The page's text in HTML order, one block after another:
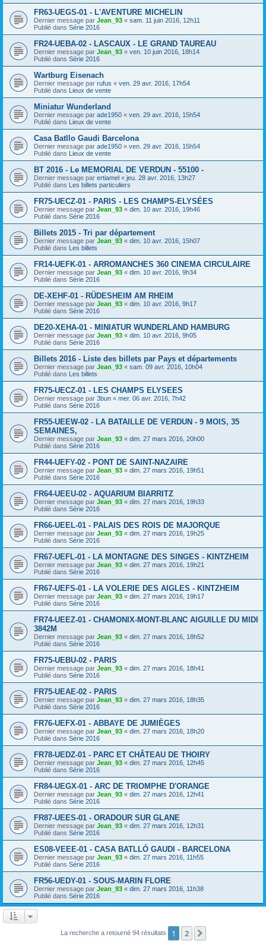
FR63-UEGS-01 - L'AVENTURE MICHELIN
Dernier message par Jean_93 « sam. 11 juin 2016, 12h11
Publié dans Série 2016
FR24-UEBA-02 - LASCAUX - LE GRAND TAUREAU
Dernier message par Jean_93 « ven. 10 juin 2016, 18h14
Publié dans Série 2016
Wartburg Eisenach
Dernier message par rufus « ven. 29 avr. 2016, 17h54
Publié dans Lieux de vente
Miniatur Wunderland
Dernier message par ade1950 « ven. 29 avr. 2016, 15h54
Publié dans Lieux de vente
Casa Batllo Gaudi Barcelona
Dernier message par ade1950 « ven. 29 avr. 2016, 15h54
Publié dans Lieux de vente
BT 2016 - Le MEMORIAL DE VERDUN - 55100 -
Dernier message par ertiamel « jeu. 28 avr. 2016, 13h27
Publié dans Les billets particuliers
FR75-UECZ-01 - PARIS - LES CHAMPS-ELYSÉES
Dernier message par Jean_93 « dim. 10 avr. 2016, 19h46
Publié dans Série 2016
Billets 2015 - Tri par département
Dernier message par Jean_93 « dim. 10 avr. 2016, 15h07
Publié dans Les billets
FR14-UEFK-01 - ARROMANCHES 360 CINEMA CIRCULAIRE
Dernier message par Jean_93 « dim. 10 avr. 2016, 9h34
Publié dans Série 2016
DE-XEHF-01 - RÜDESHEIM AM RHEIM
Dernier message par Jean_93 « dim. 10 avr. 2016, 9h17
Publié dans Série 2016
DE20-XEHA-01 - MINIATUR WUNDERLAND HAMBURG
Dernier message par Jean_93 « dim. 10 avr. 2016, 9h05
Publié dans Série 2016
Billets 2016 - Liste des billets par Pays et départements
Dernier message par Jean_93 « sam. 09 avr. 2016, 10h04
Publié dans Les billets
FR75-UECZ-01 - LES CHAMPS ELYSEES
Dernier message par 3bun « mer. 06 avr. 2016, 7h42
Publié dans Série 2016
FR55-UEEW-02 - LA BATAILLE DE VERDUN - 9 MOIS, 35
SEMAINES,
Dernier message par Jean_93 « dim. 27 mars 2016, 20h00
Publié dans Série 2016
FR44-UEFY-02 - PONT DE SAINT-NAZAIRE
Dernier message par Jean_93 « dim. 27 mars 2016, 19h51
Publié dans Série 2016
FR64-UEEU-02 - AQUARIUM BIARRITZ
Dernier message par Jean_93 « dim. 27 mars 2016, 19h33
Publié dans Série 2016
FR66-UEEL-01 - PALAIS DES ROIS DE MAJORQUE
Dernier message par Jean_93 « dim. 27 mars 2016, 19h25
Publié dans Série 2016
FR67-UEFL-01 - LA MONTAGNE DES SINGES - KINTZHEIM
Dernier message par Jean_93 « dim. 27 mars 2016, 19h21
Publié dans Série 2016
FR67-UEFS-01 - LA VOLERIE DES AIGLES - KINTZHEIM
Dernier message par Jean_93 « dim. 27 mars 2016, 19h17
Publié dans Série 2016
FR74-UEEZ-01 - CHAMONIX-MONT-BLANC AIGUILLE DU MIDI
3842M
Dernier message par Jean_93 « dim. 27 mars 2016, 18h52
Publié dans Série 2016
FR75-UEBU-02 - PARIS
Dernier message par Jean_93 « dim. 27 mars 2016, 18h41
Publié dans Série 2016
FR75-UEAE-02 - PARIS
Dernier message par Jean_93 « dim. 27 mars 2016, 18h35
Publié dans Série 2016
FR76-UEFX-01 - ABBAYE DE JUMIÈGES
Dernier message par Jean_93 « dim. 27 mars 2016, 18h20
Publié dans Série 2016
FR78-UEDZ-01 - PARC ET CHÂTEAU DE THOIRY
Dernier message par Jean_93 « dim. 27 mars 2016, 12h45
Publié dans Série 2016
FR84-UEGX-01 - ARC DE TRIOMPHE D'ORANGE
Dernier message par Jean_93 « dim. 27 mars 2016, 12h41
Publié dans Série 2016
FR87-UEES-01 - ORADOUR SUR GLANE
Dernier message par Jean_93 « dim. 27 mars 2016, 12h31
Publié dans Série 2016
ES08-VEEE-01 - CASA BATLLÓ GAUDI - BARCELONA
Dernier message par Jean_93 « dim. 27 mars 2016, 11h55
Publié dans Série 2016
FR56-UEDY-01 - SOUS-MARIN FLORE
Dernier message par Jean_93 « dim. 27 mars 2016, 11h38
Publié dans Série 2016
La recherche a retourné 94 résultats 1 2